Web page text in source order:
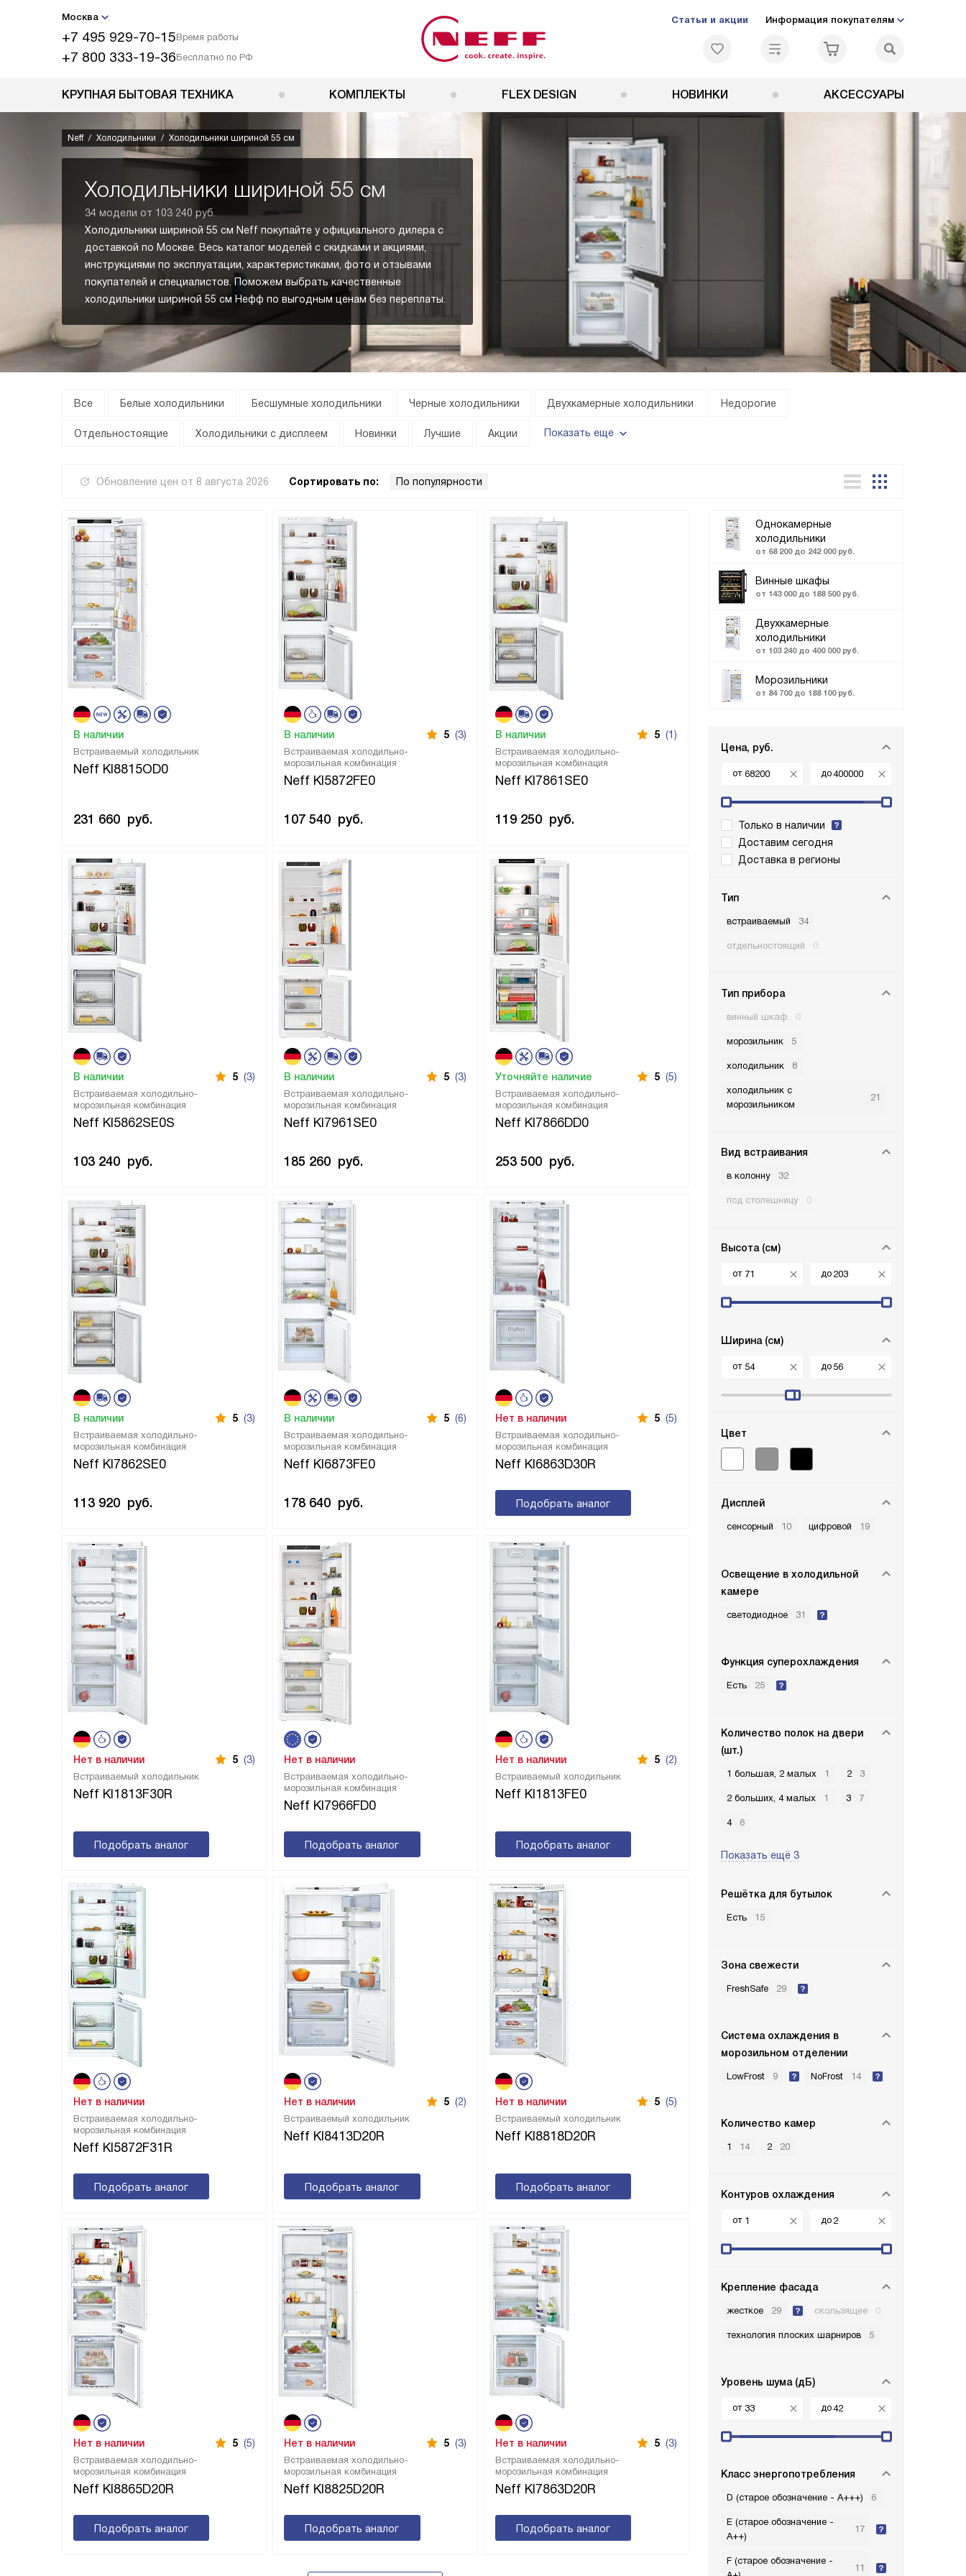
Москва
+7 495 929-70-15Время работы
+7 800 333-19-36Бесплатно по РФ
Статьи и акции Информация покупателям
КРУПНАЯ БЫТОВАЯ ТЕХНИКА КОМПЛЕКТЫ FLEX DESIGN НОВИНКИ АКСЕССУАРЫ
Neff Холодильники Холодильники шириной 55 см
Холодильники шириной 55 см
34 модели от 103 240 руб.
Холодильники шириной 55 см Neff покупайте у официального дилера с
доставкой по Москве. Весь каталог моделей с скидками и акциями,
инструкциями по эксплуатации, характеристиками, фото и отзывами
покупателей и специалистов. Поможем выбрать качественные
холодильники шириной 55 см Нефф по выгодным ценам без переплаты.
Все Белые холодильники Бесшумные холодильники Черные холодильники Двухкамерные холодильники Недорогие
Отдельностоящие Холодильники с дисплеем Новинки Лучшие Акции Показать еще
Обновление цен от 8 августа 2026 Сортировать по: По популярности
Однокамерные
холодильники
от 68 200 до 242 000 руб.
Винные шкафы
от 143 000 до 188 500 руб.
Двухкамерные
холодильники
от 103 240 до 400 000 руб.
Морозильники
от 84 700 до 188 100 руб.
Цена, руб.
от до
Только в наличии
Доставим сегодня
Доставка в регионы
Тип
встраиваемый 34
отдельностоящий 0
Тип прибора
винный шкаф 0
морозильник 5
холодильник 8
холодильник с
морозильником
21
Вид встраивания
в колонну 32
под столешницу 0
Высота (см)
от до
Ширина (см)
от до
Цвет
Дисплей
сенсорный 10 цифровой 19
Освещение в холодильной
камере
светодиодное 31
Функция суперохлаждения
Есть 25
Количество полок на двери
(шт.)
1 большая, 2 малых 1 2 3
2 больших, 4 малых 1 3 7
4 6
Показать ещё 3
Решётка для бутылок
Есть 15
Зона свежести
FreshSafe 29
Система охлаждения в
морозильном отделении
LowFrost 9 NoFrost 14
Количество камер
1 14 2 20
Контуров охлаждения
от до
Крепление фасада
жесткое 29 скользящее 0
технология плоских шарниров 5
Уровень шума (дБ)
от до
Класс энергопотребления
D (старое обозначение - A+++) 6
E (старое обозначение -
A++)
17
F (старое обозначение -
11
Встраиваемый холодильник
Neff KI8815OD0
В наличии
231 660 руб.
Встраиваемая холодильно-
морозильная комбинация
Neff KI5872FE0
В наличии 5 (3)
107 540 руб.
Встраиваемая холодильно-
морозильная комбинация
Neff KI7861SE0
В наличии 5 (1)
119 250 руб.
Встраиваемая холодильно-
морозильная комбинация
Neff KI5862SE0S
В наличии 5 (3)
103 240 руб.
Встраиваемая холодильно-
морозильная комбинация
Neff KI7961SE0
В наличии 5 (3)
185 260 руб.
Встраиваемая холодильно-
морозильная комбинация
Neff KI7866DD0
Уточняйте наличие 5 (5)
253 500 руб.
Встраиваемая холодильно-
морозильная комбинация
Neff KI7862SE0
В наличии 5 (3)
113 920 руб.
Встраиваемая холодильно-
морозильная комбинация
Neff KI6873FE0
В наличии 5 (6)
178 640 руб.
Встраиваемая холодильно-
морозильная комбинация
Neff KI6863D30R
Нет в наличии 5 (5)
Подобрать аналог
Встраиваемый холодильник
Neff KI1813F30R
Нет в наличии 5 (3)
Подобрать аналог
Встраиваемая холодильно-
морозильная комбинация
Neff KI7966FD0
Нет в наличии
Подобрать аналог
Встраиваемый холодильник
Neff KI1813FE0
Нет в наличии 5 (2)
Подобрать аналог
Встраиваемая холодильно-
морозильная комбинация
Neff KI5872F31R
Нет в наличии
Подобрать аналог
Встраиваемый холодильник
Neff KI8413D20R
Нет в наличии 5 (2)
Подобрать аналог
Встраиваемый холодильник
Neff KI8818D20R
Нет в наличии 5 (5)
Подобрать аналог
Встраиваемая холодильно-
морозильная комбинация
Neff KI8865D20R
Нет в наличии 5 (5)
Подобрать аналог
Встраиваемая холодильно-
морозильная комбинация
Neff KI8825D20R
Нет в наличии 5 (3)
Подобрать аналог
Встраиваемая холодильно-
морозильная комбинация
Neff KI7863D20R
Нет в наличии 5 (3)
Подобрать аналог